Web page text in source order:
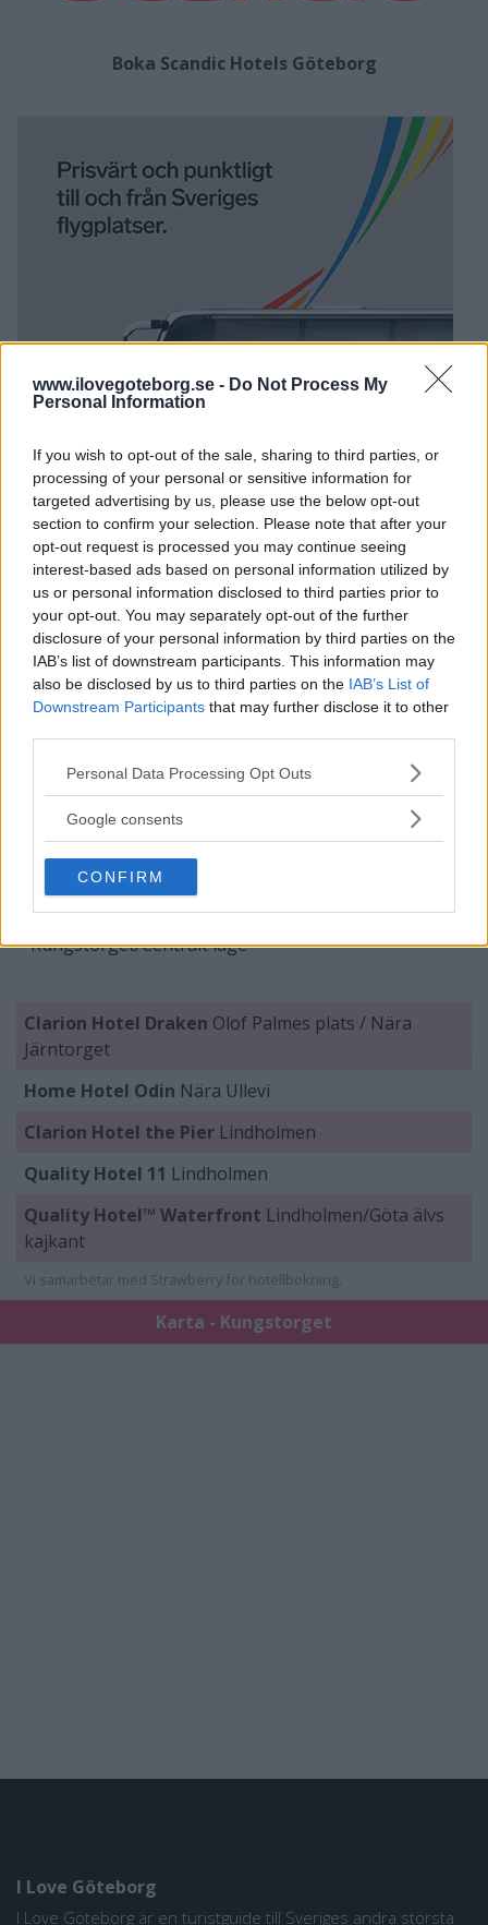
www.ilovegoteborg.se - Do Not Process My
Personal Information
If you wish to opt-out of the sale, sharing to third parties, or
processing of your personal or sensitive information for
targeted advertising by us, please use the below opt-out
section to confirm your selection. Please note that after your
opt-out request is processed you may continue seeing
interest-based ads based on personal information utilized by
us or personal information disclosed to third parties prior to
your opt-out. You may separately opt-out of the further
disclosure of your personal information by third parties on the
IAB’s list of downstream participants. This information may
also be disclosed by us to third parties on the IAB’s List of
Downstream Participants that may further disclose it to other
Please note that this website/app uses one or more Google
not limited to your visit or usage behaviour. You may click to
use your data for below specified purposes in below Google
consent section.
Personal Data Processing Opt Outs
Google consents
CONFIRM
Boka Scandic Hotels Göteborg
Boka flygtransfer med Vy flygbussarna
Clarion Hotel PostCentralstation / Nordstan
Comfort HotelSkeppsbroplatsen
Comfort HotellHotel Avalon /
Kungstorget/Centralt läge
Clarion Hotel Draken Olof Palmes plats / Nära
Järntorget
Home Hotel Odin Nära Ullevi
Clarion Hotel the Pier Lindholmen
Quality Hotel 11 Lindholmen
Quality Hotel™ Waterfront Lindholmen/Göta älvs
kajkant
Vi samarbetar med Strawberry för hotellbokning.
Karta - Kungstorget
I Love Göteborg
I Love Göteborg är en turistguide till Sveriges andra största